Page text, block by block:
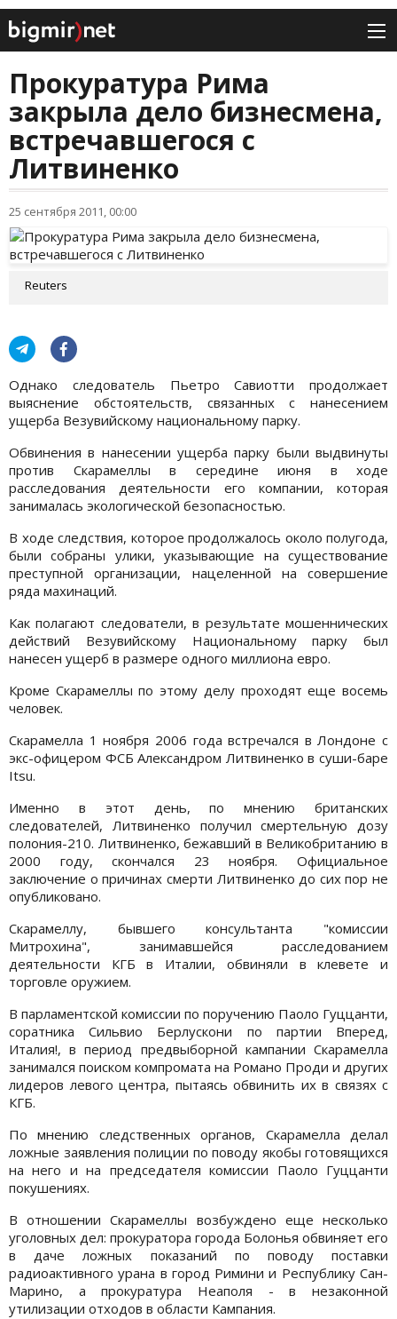
Прокуратура Рима
закрыла дело бизнесмена,
встречавшегося с
Литвиненко
25 сентября 2011, 00:00
Reuters
Однако следователь Пьетро Савиотти продолжает
выяснение обстоятельств, связанных с нанесением
ущерба Везувийскому национальному парку.
Обвинения в нанесении ущерба парку были выдвинуты
против Скарамеллы в середине июня в ходе
расследования деятельности его компании, которая
занималась экологической безопасностью.
В ходе следствия, которое продолжалось около полугода,
были собраны улики, указывающие на существование
преступной организации, нацеленной на совершение
ряда махинаций.
Как полагают следователи, в результате мошеннических
действий Везувийскому Национальному парку был
нанесен ущерб в размере одного миллиона евро.
Кроме Скарамеллы по этому делу проходят еще восемь
человек.
Скарамелла 1 ноября 2006 года встречался в Лондоне с
экс-офицером ФСБ Александром Литвиненко в суши-баре
Itsu.
Именно в этот день, по мнению британских
следователей, Литвиненко получил смертельную дозу
полония-210. Литвиненко, бежавший в Великобританию в
2000 году, скончался 23 ноября. Официальное
заключение о причинах смерти Литвиненко до сих пор не
опубликовано.
Скарамеллу, бывшего консультанта "комиссии
Митрохина", занимавшейся расследованием
деятельности КГБ в Италии, обвиняли в клевете и
торговле оружием.
В парламентской комиссии по поручению Паоло Гуццанти,
соратника Сильвио Берлускони по партии Вперед,
Италия!, в период предвыборной кампании Скарамелла
занимался поиском компромата на Романо Проди и других
лидеров левого центра, пытаясь обвинить их в связях с
КГБ.
По мнению следственных органов, Скарамелла делал
ложные заявления полиции по поводу якобы готовящихся
на него и на председателя комиссии Паоло Гуццанти
покушениях.
В отношении Скарамеллы возбуждено еще несколько
уголовных дел: прокуратора города Болонья обвиняет его
в даче ложных показаний по поводу поставки
радиоактивного урана в город Римини и Республику Сан-
Марино, а прокуратура Неаполя - в незаконной
утилизации отходов в области Кампания.